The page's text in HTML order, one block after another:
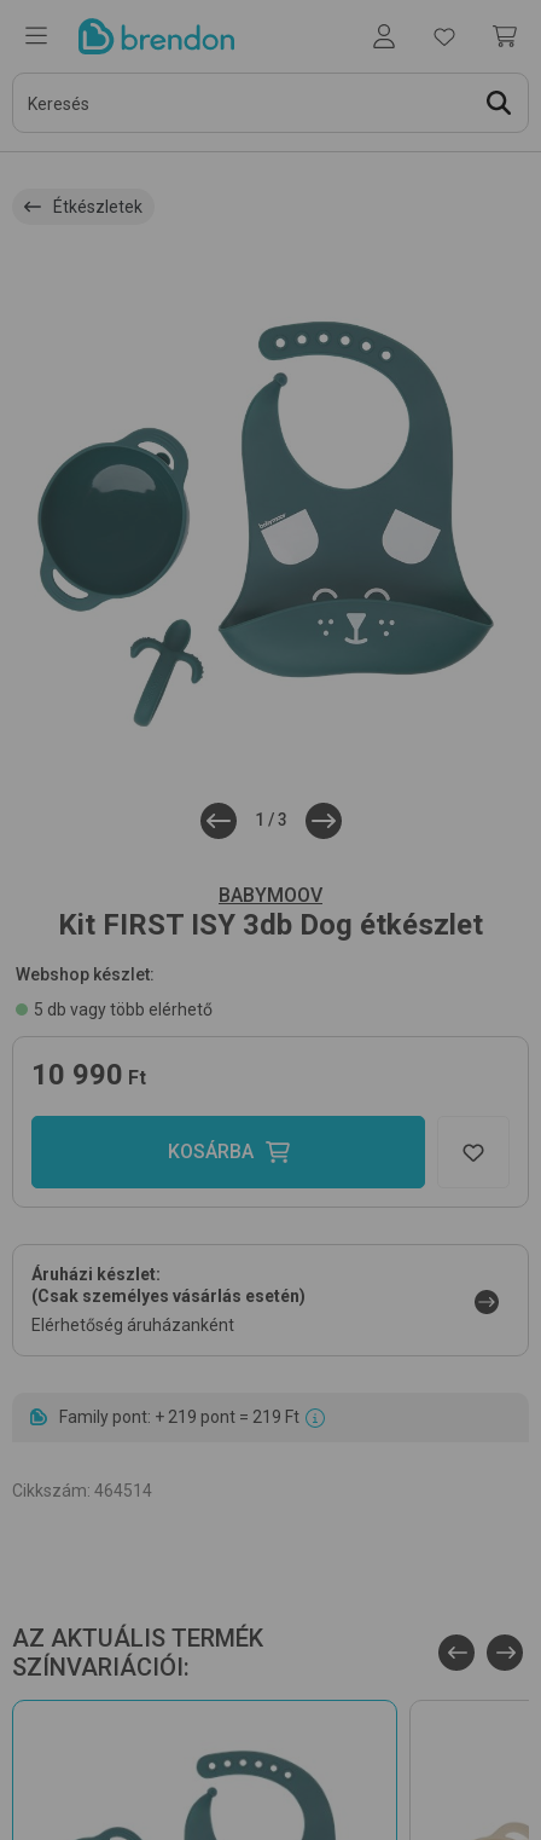
Étkészletek
1 /3
BABYMOOV
Kit FIRST ISY 3db Dog étkészlet
Webshop készlet:
5 db vagy több elérhető
10 990 Ft
KOSÁRBA
Áruházi készlet:
(Csak személyes vásárlás esetén)
Elérhetőség áruházanként
Family pont: + 219 pont = 219 Ft
Cikkszám: 464514
AZ AKTUÁLIS TERMÉK
SZÍNVARIÁCIÓI: